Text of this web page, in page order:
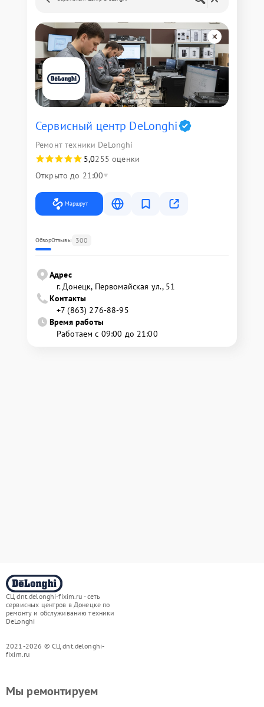
Сервисный центр DeLonghi
Ремонт техники DeLonghi
5,0255 оценки
Открыто до 21:00
Маршрут
ОбзорОтзывы 300
Адрес
г. Донецк, Первомайская ул., 51
Контакты
+7 (863) 276-88-95
Время работы
Работаем с 09:00 до 21:00
СЦ dnt.delonghi-fixim.ru - сеть
сервисных центров в Донецке по
ремонту и обслуживанию техники
DeLonghi
2021-2026 © СЦ dnt.delonghi-
fixim.ru
Мы ремонтируем